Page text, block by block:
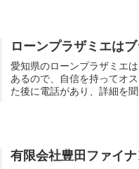
ローンプラザミエは
愛知県のローンプラザミエ
あるので、自信を持ってオ
た後に電話があり、詳細を
有限会社豊田ファイ